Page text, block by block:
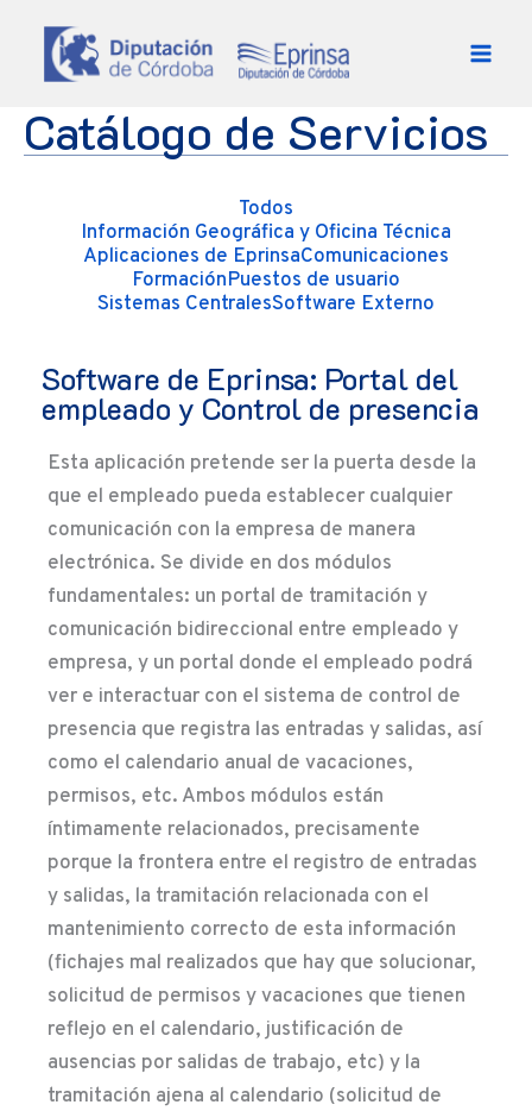
Catálogo de Servicios
Todos
Información Geográfica y Oficina Técnica
Aplicaciones de EprinsaComunicaciones
FormaciónPuestos de usuario
Sistemas CentralesSoftware Externo
Software de Eprinsa: Portal del
empleado y Control de presencia
Esta aplicación pretende ser la puerta desde la
que el empleado pueda establecer cualquier
comunicación con la empresa de manera
electrónica. Se divide en dos módulos
fundamentales: un portal de tramitación y
comunicación bidireccional entre empleado y
empresa, y un portal donde el empleado podrá
ver e interactuar con el sistema de control de
presencia que registra las entradas y salidas, así
como el calendario anual de vacaciones,
permisos, etc. Ambos módulos están
íntimamente relacionados, precisamente
porque la frontera entre el registro de entradas
y salidas, la tramitación relacionada con el
mantenimiento correcto de esta información
(fichajes mal realizados que hay que solucionar,
solicitud de permisos y vacaciones que tienen
reflejo en el calendario, justificación de
ausencias por salidas de trabajo, etc) y la
tramitación ajena al calendario (solicitud de